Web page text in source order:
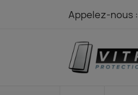
Appelez-nous :